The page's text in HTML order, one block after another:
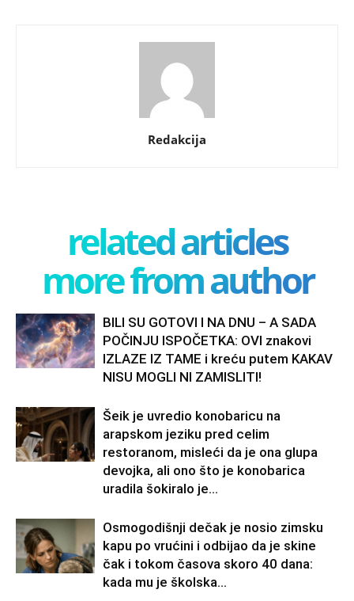
Redakcija
related articles
more from author
BILI SU GOTOVI I NA DNU – A SADA
POČINJU ISPOČETKA: OVI znakovi
IZLAZE IZ TAME i kreću putem KAKAV
NISU MOGLI NI ZAMISLITI!
Šeik je uvredio konobaricu na
arapskom jeziku pred celim
restoranom, misleći da je ona glupa
devojka, ali ono što je konobarica
uradila šokiralo je...
Osmogodišnji dečak je nosio zimsku
kapu po vrućini i odbijao da je skine
čak i tokom časova skoro 40 dana:
kada mu je školska...